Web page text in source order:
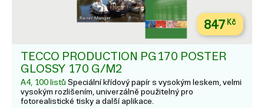
847 Kč
TECCO PRODUCTION PG170 POSTER
GLOSSY 170 G/M2
A4, 100 listů Speciální křídový papír s vysokým leskem, velmi
vysokým rozlišením, univerzálně použitelný pro
fotorealistické tisky a další aplikace.